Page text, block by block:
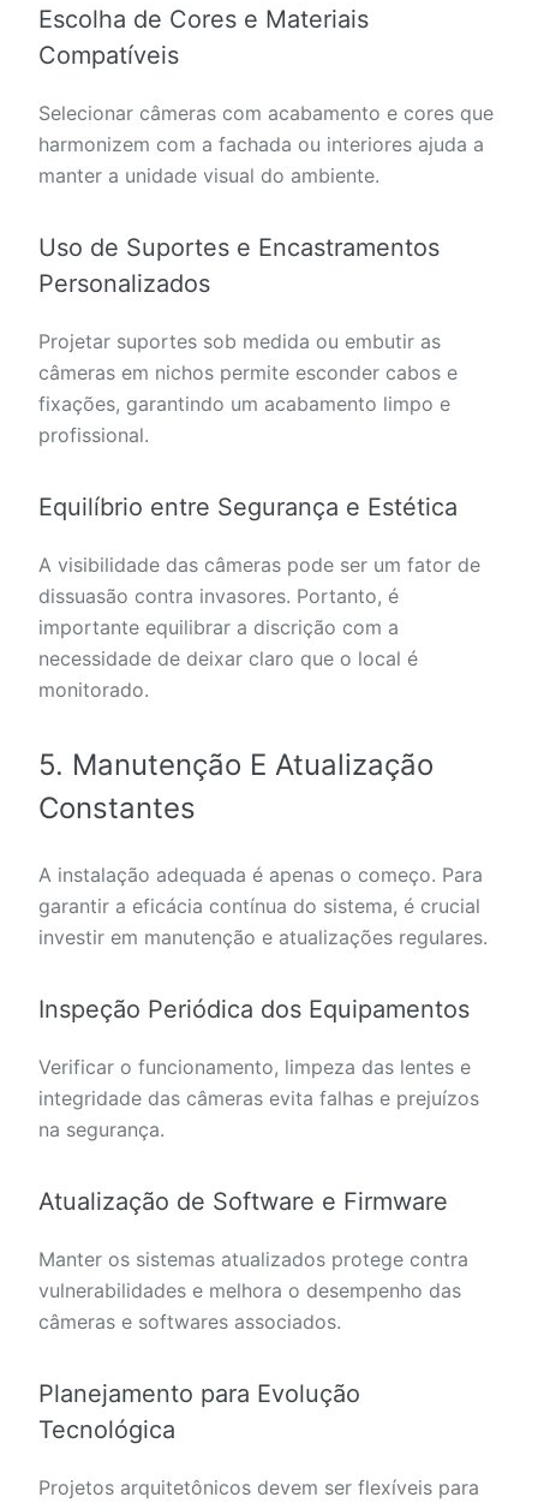
Escolha de Cores e Materiais
Compatíveis
Selecionar câmeras com acabamento e cores que
harmonizem com a fachada ou interiores ajuda a
manter a unidade visual do ambiente.
Uso de Suportes e Encastramentos
Personalizados
Projetar suportes sob medida ou embutir as
câmeras em nichos permite esconder cabos e
fixações, garantindo um acabamento limpo e
profissional.
Equilíbrio entre Segurança e Estética
A visibilidade das câmeras pode ser um fator de
dissuasão contra invasores. Portanto, é
importante equilibrar a discrição com a
necessidade de deixar claro que o local é
monitorado.
5. Manutenção E Atualização
Constantes
A instalação adequada é apenas o começo. Para
garantir a eficácia contínua do sistema, é crucial
investir em manutenção e atualizações regulares.
Inspeção Periódica dos Equipamentos
Verificar o funcionamento, limpeza das lentes e
integridade das câmeras evita falhas e prejuízos
na segurança.
Atualização de Software e Firmware
Manter os sistemas atualizados protege contra
vulnerabilidades e melhora o desempenho das
câmeras e softwares associados.
Planejamento para Evolução
Tecnológica
Projetos arquitetônicos devem ser flexíveis para